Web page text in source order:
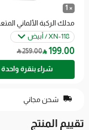
× 1
XN-118 / أبيض
199.00

259.00

شراء بنقرة واحدة
شحن مجاني
تقييم المنتج